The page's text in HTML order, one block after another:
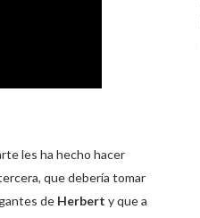
les ha hecho hacer
que debería tomar
de Herbert y que a